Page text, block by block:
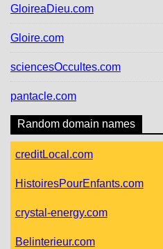
GloireaDieu.com
Gloire.com
sciencesOccultes.com
pantacle.com
Random domain names
creditLocal.com
HistoiresPourEnfants.com
crystal-energy.com
Belinterieur.com